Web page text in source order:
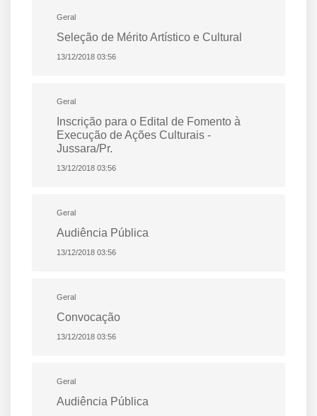
Geral
Seleção de Mérito Artístico e Cultural
13/12/2018 03:56
Geral
Inscrição para o Edital de Fomento à
Execução de Ações Culturais -
Jussara/Pr.
13/12/2018 03:56
Geral
Audiência Pública
13/12/2018 03:56
Geral
Convocação
13/12/2018 03:56
Geral
Audiência Pública